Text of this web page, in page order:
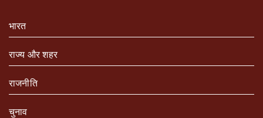
भारत
राज्य और शहर
राजनीति
चुनाव